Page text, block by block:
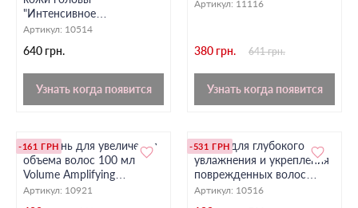
"Интенсивное
увлажнение" Sabel
Артикул: 10514
640 грн.
Узнать когда появится
Артикул: 11116
380 грн. 641 грн.
Узнать когда появится
-161 ГРН
Шампунь для увеличения
объема волос 100 мл
Volume Amplifying
Shampoo Davroe
Артикул: 10921
-531 ГРН
Маска для глубокого
увлажнения и укрепления
поврежденных волос
Sabel
Артикул: 10516